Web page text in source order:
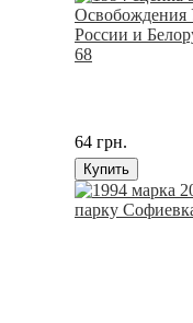
64 грн.
Купить